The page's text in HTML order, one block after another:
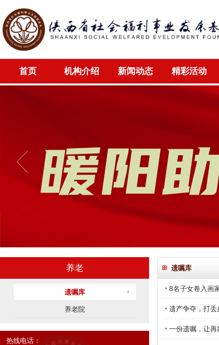
首页 机构介绍 新闻动态 精彩活动
养老
遗嘱库
养老院
热线电话：
遗嘱库
8名子女卷入画
遗产争夺，打丢
一份遗嘱，让再